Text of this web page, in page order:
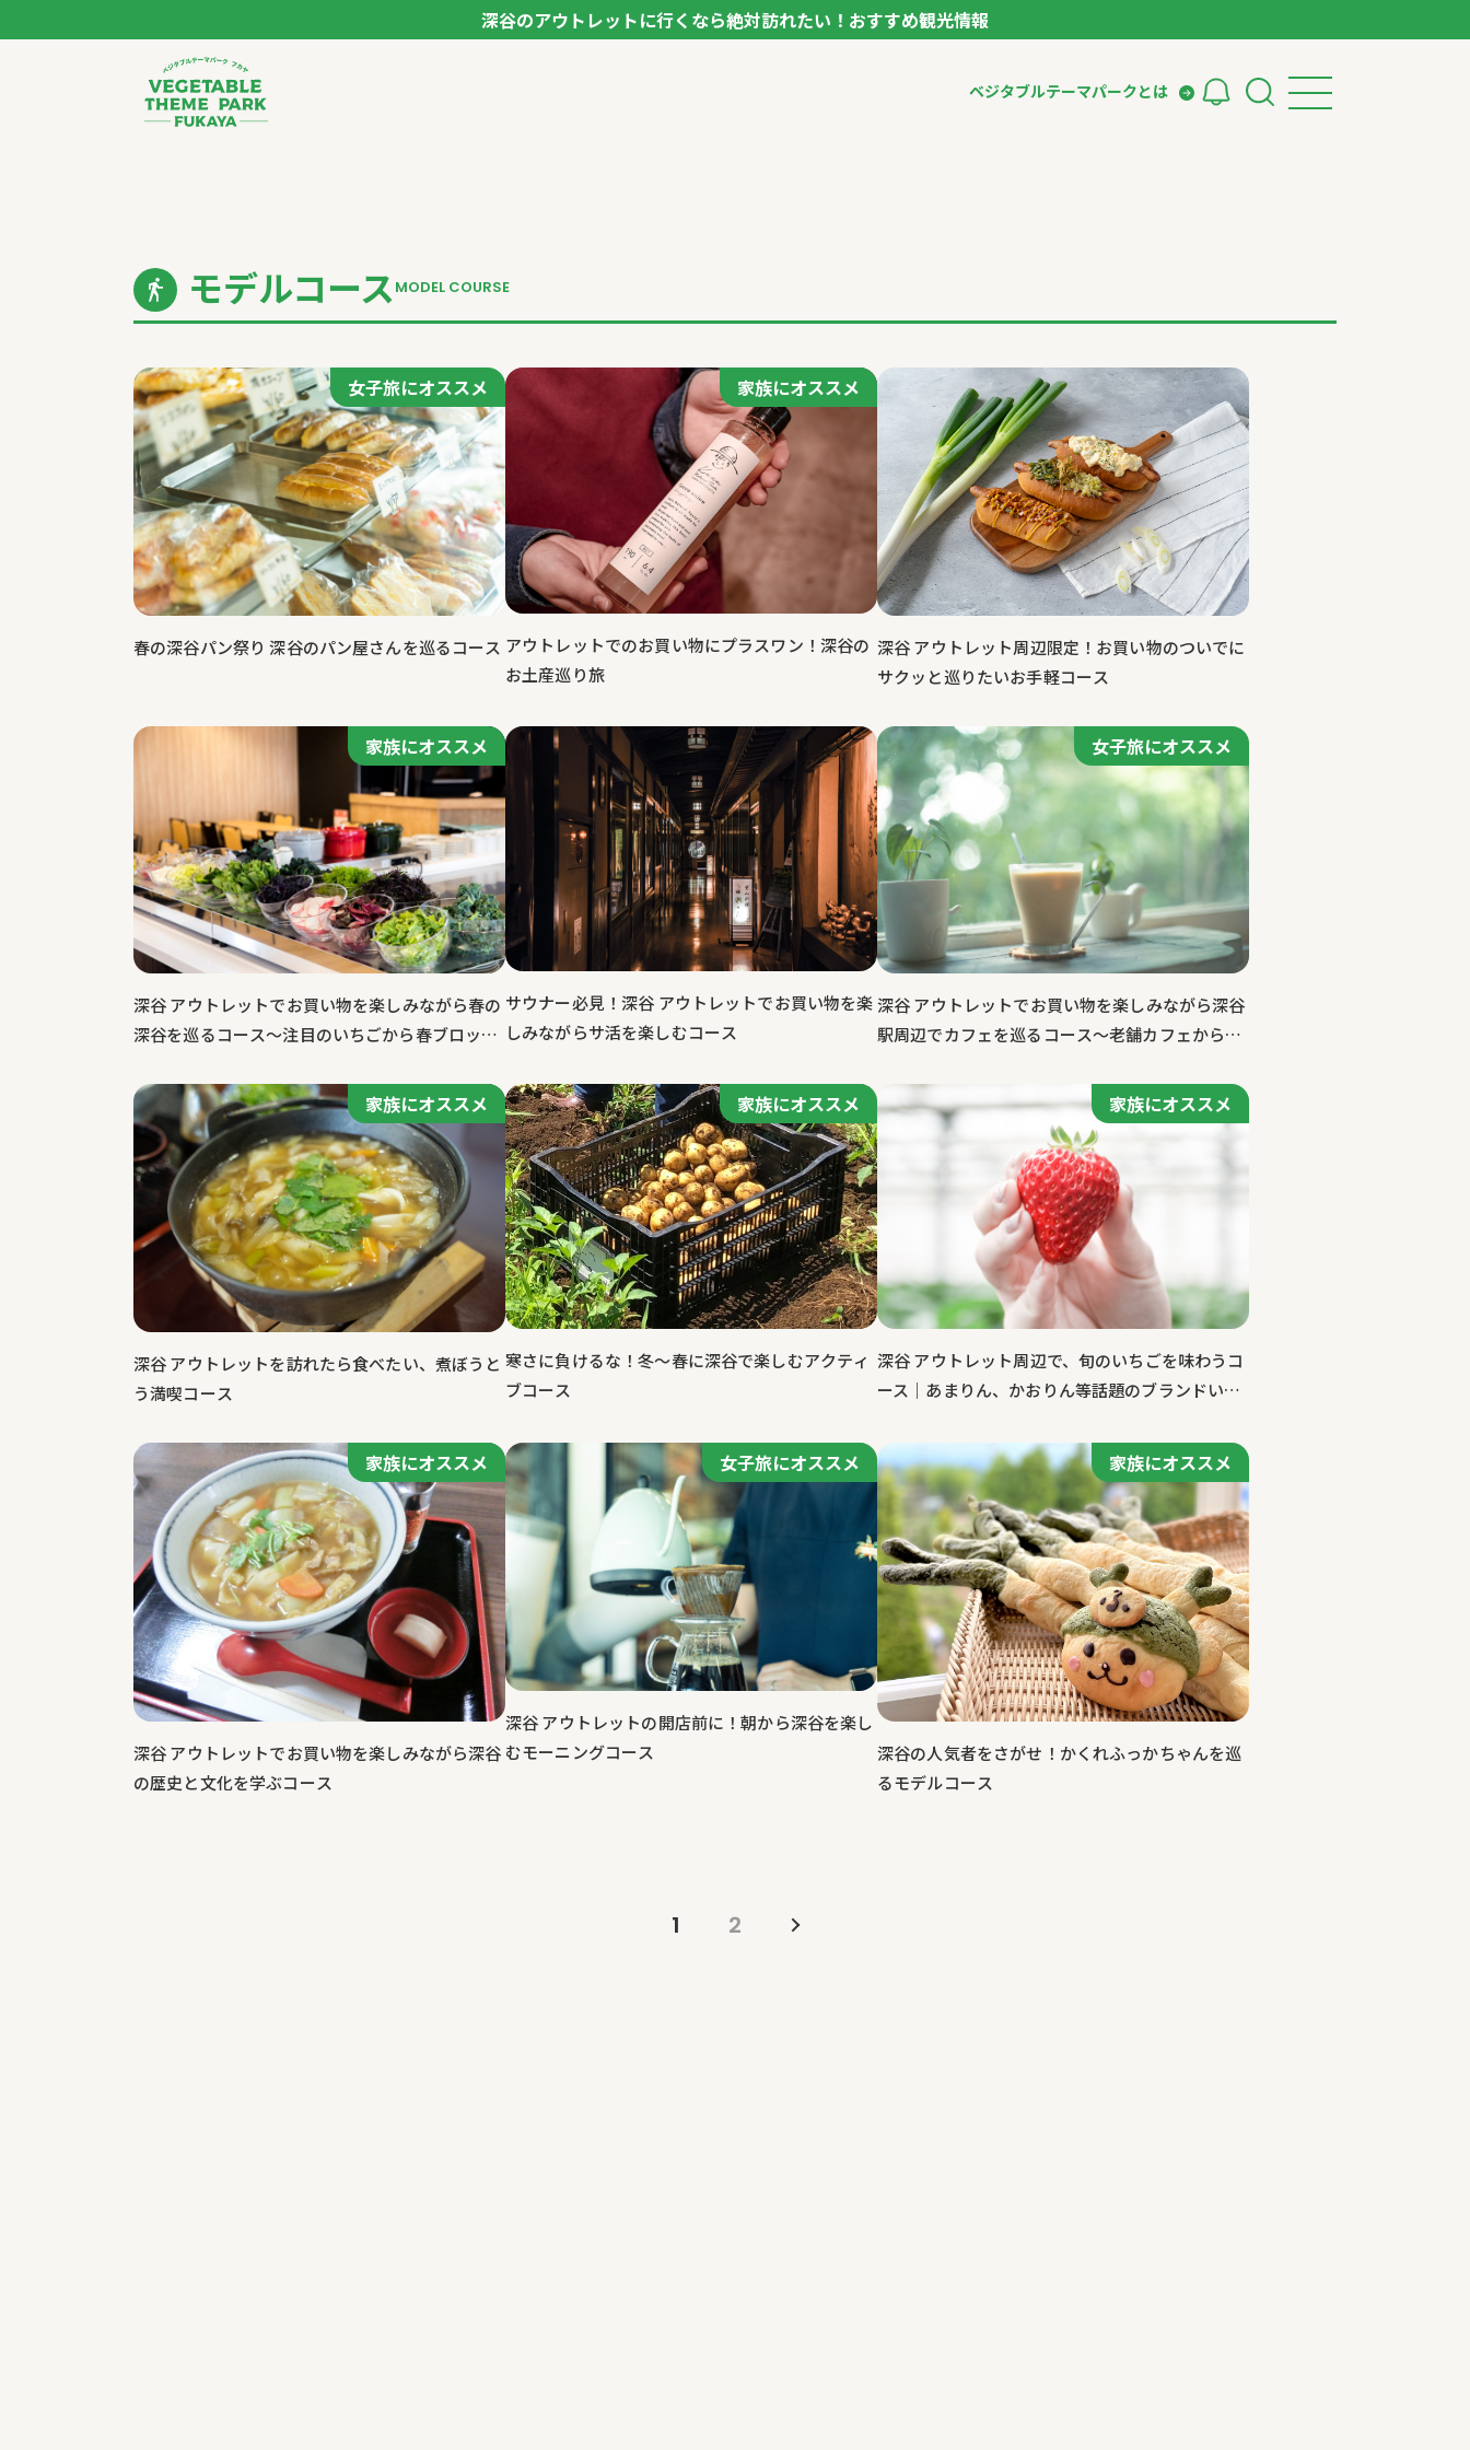
深谷のアウトレットに行くなら絶対訪れたい！おすすめ観光情報
ベジタブルテーマパークとは
スポット
イベント
体験
特集記事
レシピ集
モデルコースMODEL COURSE
女子旅にオススメ
春の深谷パン祭り 深谷のパン屋さんを巡るコース
家族にオススメ
アウトレットでのお買い物にプラスワン！深谷の
お土産巡り旅
深谷 アウトレット周辺限定！お買い物のついでに
サクッと巡りたいお手軽コース
家族にオススメ
深谷 アウトレットでお買い物を楽しみながら春の
深谷を巡るコース～注目のいちごから春ブロッコ
サウナー必見！深谷 アウトレットでお買い物を楽
しみながらサ活を楽しむコース
女子旅にオススメ
深谷 アウトレットでお買い物を楽しみながら深谷
駅周辺でカフェを巡るコース～老舗カフェから本
家族にオススメ
深谷 アウトレットを訪れたら食べたい、煮ぼうと
う満喫コース
家族にオススメ
寒さに負けるな！冬～春に深谷で楽しむアクティ
ブコース
家族にオススメ
深谷 アウトレット周辺で、旬のいちごを味わうコ
ース｜あまりん、かおりん等話題のブランドいち
家族にオススメ
深谷 アウトレットでお買い物を楽しみながら深谷
の歴史と文化を学ぶコース
女子旅にオススメ
深谷 アウトレットの開店前に！朝から深谷を楽し
むモーニングコース
家族にオススメ
深谷の人気者をさがせ！かくれふっかちゃんを巡
るモデルコース
1 2